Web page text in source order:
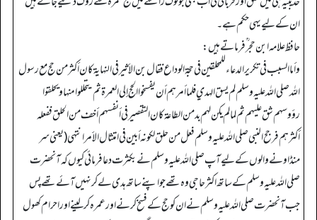
ان کے لیے یہی حکم ہے۔
حافظ علامہ ابن حجر ؒ فرماتے ہیں:
وأما السبب في تكرير الدعاء للمحلقين في حجة الوداع فقال بن الأثير في النهاية كان أكثر من حج مع رسول
الله صلى الله عليه وسلم لم يسق الهدي فلما أمرهم أن يفسخوا الحج إلى العمرة ثم يتحللوا منها ويحلقوا
رؤوسهم شق عليهم ثم لما لم يكن لهم بد من الطاعة كان التقصير في أنفسهم أخف من الحلق ففعله
أكثرهم فرجح النبي صلى الله عليه وسلم فعل من حلق لكونه أبين في امتثال الأمر انتهى (یعنی سر
منڈاونے والوں کے لیے آپ صلی اللہ علیہ وسلم نے بکثرت دعا فرمائی کیوں کہ آنحضرت
صلی اللہ علیہ وسلم کے ساتھ اکثر حاجی وہ تھے جو اپنے ساتھ ہدی لے کر نہیں آئے تھے پس
جب آنحضرت صلی اللہ علیہ وسلم نے ان کو حج کے فسخ کرنے اور عمرہ کر لینے اور احرام کھول